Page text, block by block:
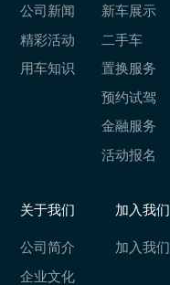
公司新闻
精彩活动
用车知识
新车展示
二手车
置换服务
预约试驾
金融服务
活动报名
关于我们
公司简介
企业文化
加入我们
加入我们